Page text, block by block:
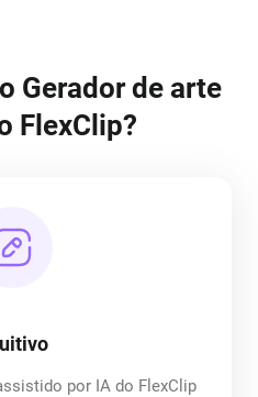
Gerador de arte
FlexClip?
por IA do FlexClip